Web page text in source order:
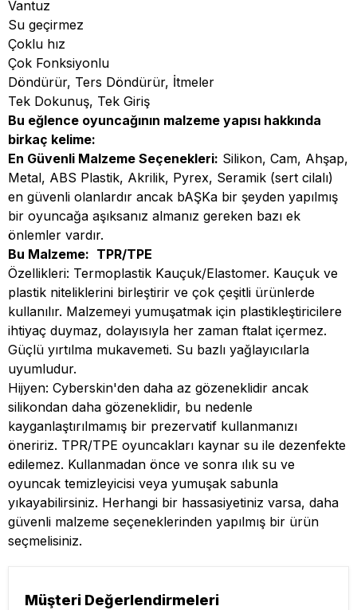
Vantuz
Su geçirmez
Çoklu hız
Çok Fonksiyonlu
Döndürür, Ters Döndürür, İtmeler
Tek Dokunuş, Tek Giriş
Bu eğlence oyuncağının malzeme yapısı hakkında
birkaç kelime:
En Güvenli Malzeme Seçenekleri: Silikon, Cam, Ahşap,
Metal, ABS Plastik, Akrilik, Pyrex, Seramik (sert cilalı)
en güvenli olanlardır ancak bAŞKa bir şeyden yapılmış
bir oyuncağa aşıksanız almanız gereken bazı ek
önlemler vardır.
Bu Malzeme: TPR/TPE
Özellikleri: Termoplastik Kauçuk/Elastomer. Kauçuk ve
plastik niteliklerini birleştirir ve çok çeşitli ürünlerde
kullanılır. Malzemeyi yumuşatmak için plastikleştiricilere
ihtiyaç duymaz, dolayısıyla her zaman ftalat içermez.
Güçlü yırtılma mukavemeti. Su bazlı yağlayıcılarla
uyumludur.
Hijyen: Cyberskin'den daha az gözeneklidir ancak
silikondan daha gözeneklidir, bu nedenle
kayganlaştırılmamış bir prezervatif kullanmanızı
öneririz. TPR/TPE oyuncakları kaynar su ile dezenfekte
edilemez. Kullanmadan önce ve sonra ılık su ve
oyuncak temizleyicisi veya yumuşak sabunla
yıkayabilirsiniz. Herhangi bir hassasiyetiniz varsa, daha
güvenli malzeme seçeneklerinden yapılmış bir ürün
seçmelisiniz.
Müşteri Değerlendirmeleri